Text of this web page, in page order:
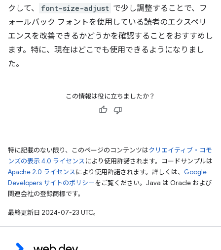
クして、
font-size-adjust で少し調整することで、フ
ォールバック フォントを使用している読者のエクスペリ
エンスを改善できるかどうかを確認することをおすすめし
ます。特に、現在はどこでも使用できるようになりまし
た。
この情報は役に立ちましたか？
特に記載のない限り、このページのコンテンツはクリエイティブ・コモ
ンズの表示 4.0 ライセンスにより使用許諾されます。コードサンプルは
Apache 2.0 ライセンスにより使用許諾されます。詳しくは、 Google
Developers サイトのポリシーをご覧ください。Java は Oracle および
関連会社の登録商標です。
最終更新日 2024-07-23 UTC。